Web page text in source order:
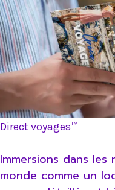
Direct voyages™
Immersions dans
monde comme un